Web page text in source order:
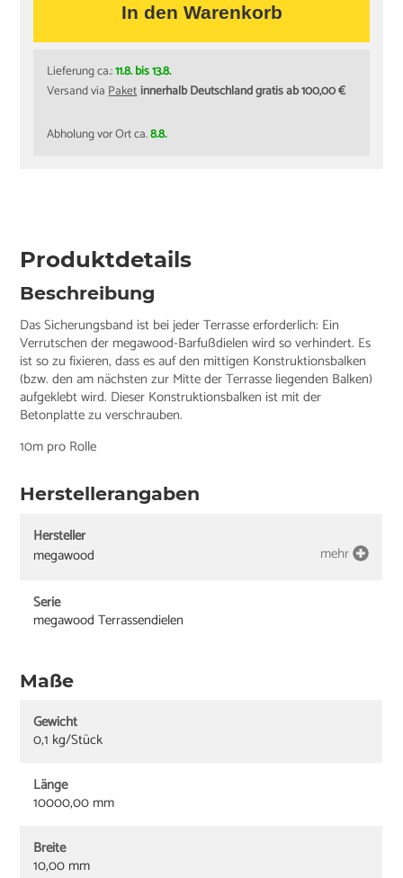
In den Warenkorb
Lieferung ca.:11.8. bis 13.8.
Versand viaPaketinnerhalb Deutschland gratis ab 100,00 €
Abholung vor Ort ca.8.8.
Produktdetails
Beschreibung
Das Sicherungsband ist bei jeder Terrasse erforderlich: Ein
Verrutschen der megawood-Barfußdielen wird so verhindert. Es
ist so zu fixieren, dass es auf den mittigen Konstruktionsbalken
(bzw. den am nächsten zur Mitte der Terrasse liegenden Balken)
aufgeklebt wird. Dieser Konstruktionsbalken ist mit der
Betonplatte zu verschrauben.
10m pro Rolle
Herstellerangaben
Hersteller
megawood
mehr
Serie
megawood Terrassendielen
Maße
Gewicht
0,1 kg/Stück
Länge
10000,00 mm
Breite
10,00 mm